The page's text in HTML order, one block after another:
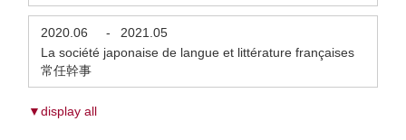
2020.06 -
2021.05
La société japonaise de langue et littérature françaises
常任幹事
▼display all